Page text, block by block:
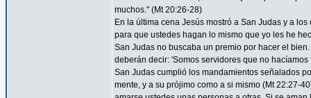
muchos." (Mt 20:26-28)
En la última cena Jesús mostró a San Judas y a
para que ustedes hagan lo mismo que yo les he
San Judas no buscaba un premio por hacer el
deberán decir: 'Somos servidores que no
San Judas cumplió los mandamientos señalados
mente, y a su prójimo como a si mismo (Mt 22:27-